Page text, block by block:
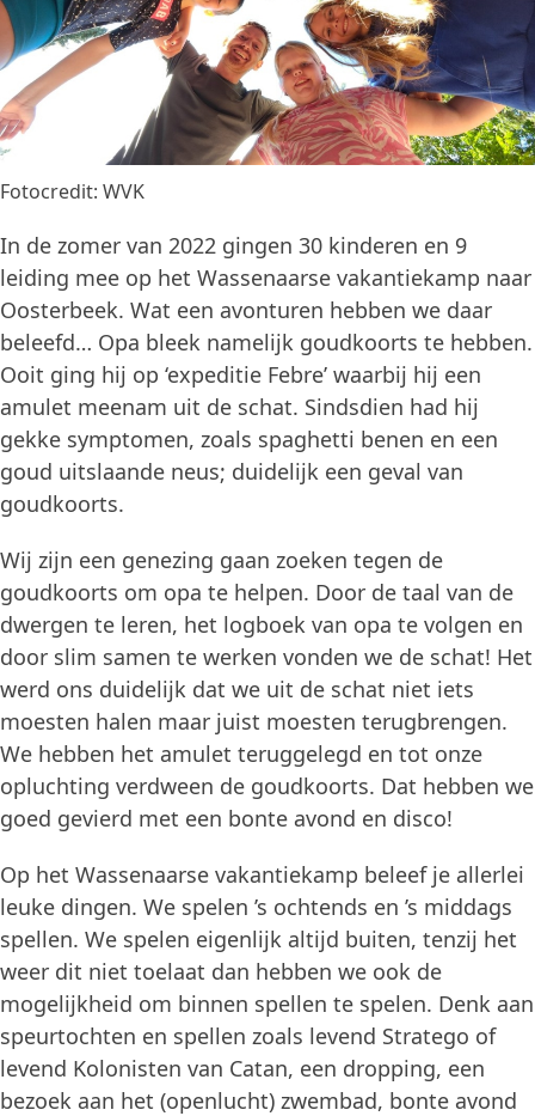
Fotocredit: WVK
In de zomer van 2022 gingen 30 kinderen en 9
leiding mee op het Wassenaarse vakantiekamp naar
Oosterbeek. Wat een avonturen hebben we daar
beleefd… Opa bleek namelijk goudkoorts te hebben.
Ooit ging hij op ‘expeditie Febre’ waarbij hij een
amulet meenam uit de schat. Sindsdien had hij
gekke symptomen, zoals spaghetti benen en een
goud uitslaande neus; duidelijk een geval van
goudkoorts.
Wij zijn een genezing gaan zoeken tegen de
goudkoorts om opa te helpen. Door de taal van de
dwergen te leren, het logboek van opa te volgen en
door slim samen te werken vonden we de schat! Het
werd ons duidelijk dat we uit de schat niet iets
moesten halen maar juist moesten terugbrengen.
We hebben het amulet teruggelegd en tot onze
opluchting verdween de goudkoorts. Dat hebben we
goed gevierd met een bonte avond en disco!
Op het Wassenaarse vakantiekamp beleef je allerlei
leuke dingen. We spelen ’s ochtends en ’s middags
spellen. We spelen eigenlijk altijd buiten, tenzij het
weer dit niet toelaat dan hebben we ook de
mogelijkheid om binnen spellen te spelen. Denk aan
speurtochten en spellen zoals levend Stratego of
levend Kolonisten van Catan, een dropping, een
bezoek aan het (openlucht) zwembad, bonte avond